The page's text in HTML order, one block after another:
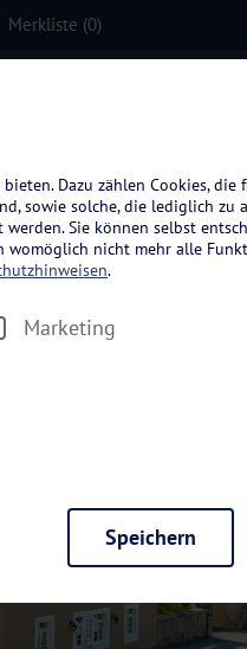
Merkliste (0)
Dazu zählen Cookies,
sowie solche, die lediglich zu
Sie können selbst
womöglich nicht mehr alle
.
Marketing
beispielsweise
schneller zur Verfügung zu
Speichern